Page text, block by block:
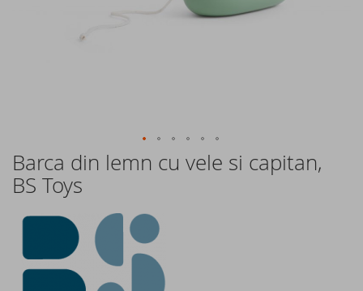
Barca din lemn cu vele si capitan,
BS Toys
Skip
to
the
images
gallery